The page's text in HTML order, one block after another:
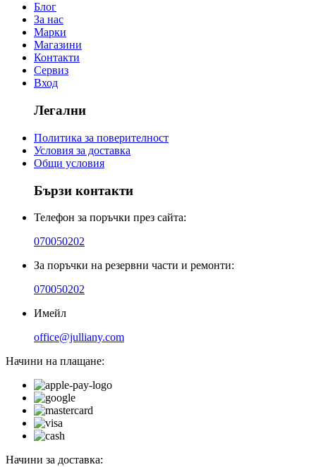
Блог
За нас
Марки
Магазини
Контакти
Сервиз
Вход
Легални
Политика за поверителност
Условия за доставка
Общи условия
Бързи контакти
Телефон за поръчки през сайта:
070050202
За поръчки на резервни части и ремонти:
070050202
Имейл
office@julliany.com
Начини на плащане:
Начини за доставка: